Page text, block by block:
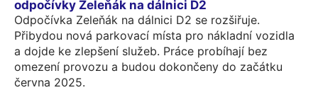
odpočívky Zeleňák na dálnici D2
Odpočívka Zeleňák na dálnici D2 se rozšiřuje.
Přibydou nová parkovací místa pro nákladní vozidla
a dojde ke zlepšení služeb. Práce probíhají bez
omezení provozu a budou dokončeny do začátku
června 2025.